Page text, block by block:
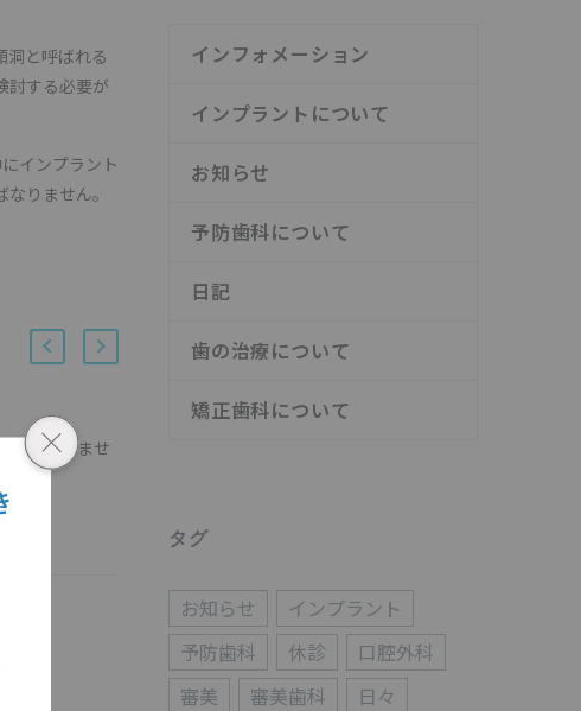
洞と呼ばれる
討する必要が
インプラント
りません。
ーはありませ
インフォメーション
インプラントについて
お知らせ
予防歯科について
日記
歯の治療について
矯正歯科について
タグ
お知らせ
インプラント
予防歯科
休診
口腔外科
審美
審美歯科
日々